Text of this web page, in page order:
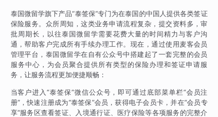
泰国微留学旗下产品“泰签保”专门为在泰国的中国人提供各类签证
保险服务。众所周知，这类业务申请流程复杂，提交资料多，审
批周期长，以往泰国微留学需要花费大量的时间精力与客户沟
通，帮助客户完成所有手续办理工作。现在，通过使用麦客会员
管理平台，泰国微留学在自有公众号中搭建起了一套完整的会员
服务中心，为会员聚合提供所有类型的保险办理和签证申请服
务，让服务流程更加便捷顺畅：
当客户进入“泰签保”微信公众号，即可通过底部菜单栏“会员注
册”，快速注册成为“泰签保”会员，获得电子会员卡，并在“会员专
享”服务区查看签证、入境通行证、医疗保险等各项服务的完整介